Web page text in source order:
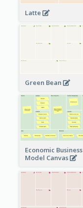
Latte
Green Bean
Economic Business
Model Canvas